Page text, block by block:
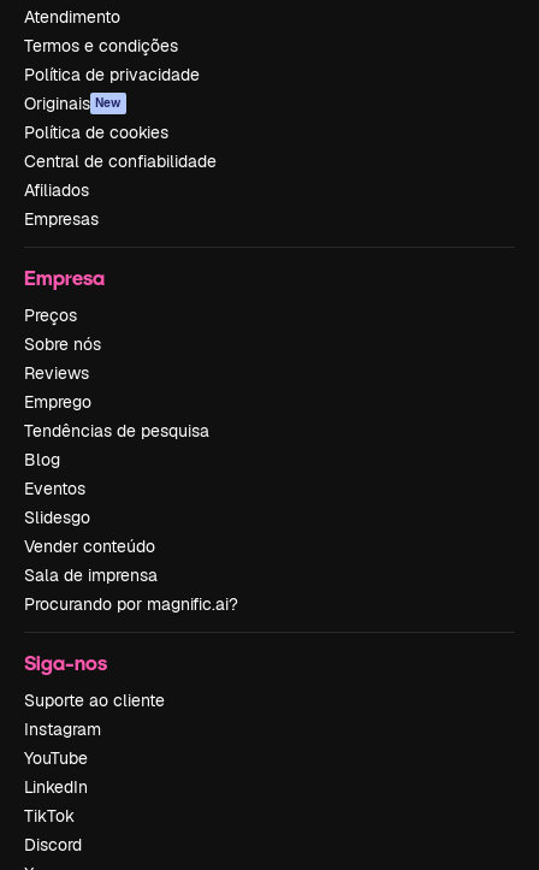
Atendimento
Termos e condições
Política de privacidade
Originais New
Política de cookies
Central de confiabilidade
Afiliados
Empresas
Empresa
Preços
Sobre nós
Reviews
Emprego
Tendências de pesquisa
Blog
Eventos
Slidesgo
Vender conteúdo
Sala de imprensa
Procurando por magnific.ai?
Siga-nos
Suporte ao cliente
Instagram
YouTube
LinkedIn
TikTok
Discord